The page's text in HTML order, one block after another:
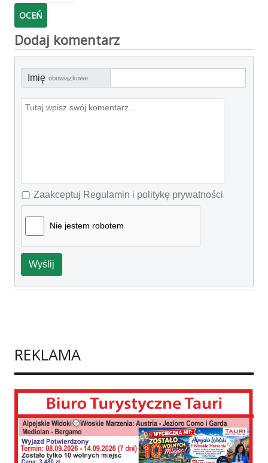
Dodaj komentarz
Imię obowiązkowe
Zaakceptuj Regulamin i politykę prywatności
Nie jestem robotem
Wyślij
REKLAMA